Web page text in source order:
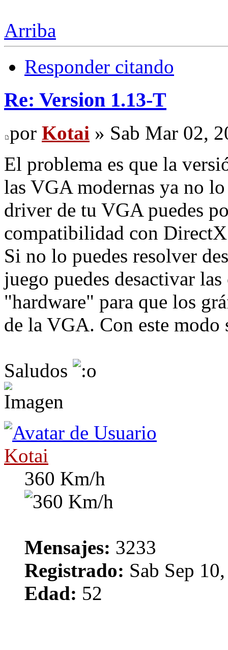
Arriba
Responder citando
Re: Version 1.13-T
por Kotai » Sab Mar 02,
El problema es que la
las VGA modernas ya no
driver de tu VGA puedes
compatibilidad con
Si no lo puedes resolver
juego puedes desactivar
"hardware" para que los
de la VGA. Con este modo
Saludos
Kotai
360 Km/h
Mensajes: 3233
Registrado: Sab Sep
Edad: 52